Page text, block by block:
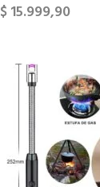
$15.999,90